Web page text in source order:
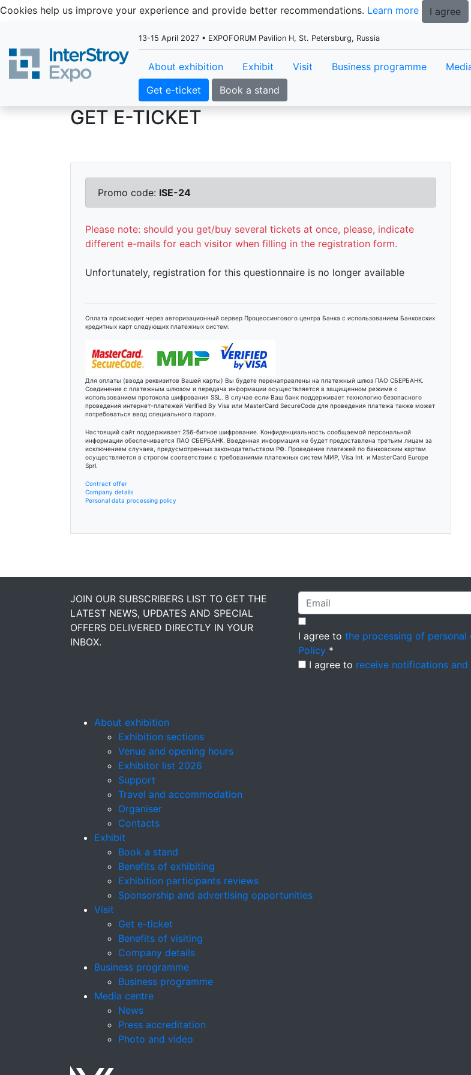
Cookies help us improve your experience and provide better recommendations. Learn more I agree
13-15 April 2027 • EXPOFORUM Pavilion H, St. Petersburg, Russia
About exhibition Exhibit Visit Business programme
Get e-ticket
Book a stand
GET E-TICKET
Promo code: ISE-24
Please note: should you get/buy several tickets at once, please, indicate
different e-mails for each visitor when filling in the registration form.
Unfortunately, registration for this questionnaire is no longer available
Оплата происходит через авторизационный сервер Процессингового центра Банка с использованием Банковских
кредитных карт следующих платежных систем:
Для оплаты (ввода реквизитов Вашей карты) Вы будете перенаправлены на платежный шлюз ПАО СБЕРБАНК.
Соединение с платежным шлюзом и передача информации осуществляется в защищенном режиме с
использованием протокола шифрования SSL. В случае если Ваш банк поддерживает технологию безопасного
проведения интернет-платежей Verified By Visa или MasterCard SecureCode для проведения платежа также может
потребоваться ввод специального пароля.
Настоящий сайт поддерживает 256-битное шифрование. Конфиденциальность сообщаемой персональной
информации обеспечивается ПАО СБЕРБАНК. Введенная информация не будет предоставлена третьим лицам за
исключением случаев, предусмотренных законодательством РФ. Проведение платежей по банковским картам
осуществляется в строгом соответствии с требованиями платежных систем МИР, Visa Int. и MasterCard Europe
Sprl.
Contract offer
Company details
Personal data processing policy
JOIN OUR SUBSCRIBERS LIST TO GET THE
LATEST NEWS, UPDATES AND SPECIAL
OFFERS DELIVERED DIRECTLY IN YOUR
INBOX.
I agree to the processing of personal
Policy *
I agree to receive notifications
About exhibition
Exhibition sections
Venue and opening hours
Exhibitor list 2026
Support
Travel and accommodation
Organiser
Contacts
Exhibit
Book a stand
Benefits of exhibiting
Exhibition participants reviews
Sponsorship and advertising opportunities
Visit
Get e-ticket
Benefits of visiting
Company details
Business programme
Business programme
Media centre
News
Press accreditation
Photo and video